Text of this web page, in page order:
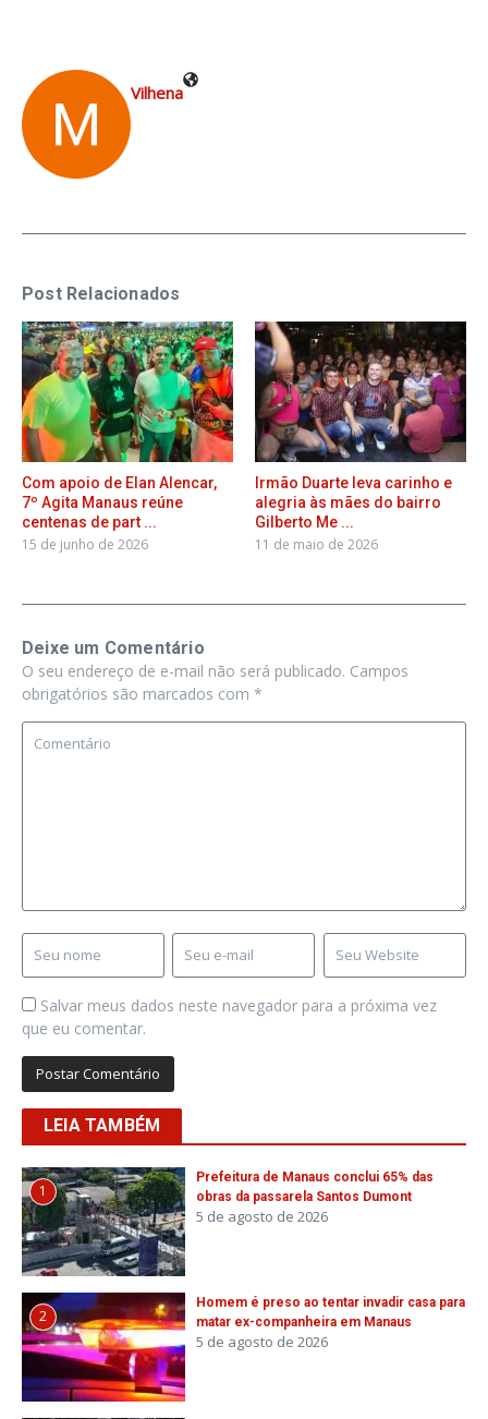
Vilhena
Post Relacionados
Com apoio de Elan Alencar,
7º Agita Manaus reúne
centenas de part ...
15 de junho de 2026
Irmão Duarte leva carinho e
alegria às mães do bairro
Gilberto Me ...
11 de maio de 2026
Deixe um Comentário
O seu endereço de e-mail não será publicado. Campos
obrigatórios são marcados com *
Salvar meus dados neste navegador para a próxima vez
que eu comentar.
LEIA TAMBÉM
1
Prefeitura de Manaus conclui 65% das
obras da passarela Santos Dumont
5 de agosto de 2026
2
Homem é preso ao tentar invadir casa para
matar ex-companheira em Manaus
5 de agosto de 2026